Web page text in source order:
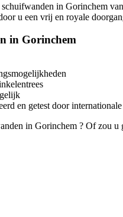
in Gorinchem
u een vrij en royale
in Gorinchem
en getest door
in Gorinchem ? Of zou